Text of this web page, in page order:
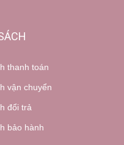
thanh toán
vận chuyển
đổi trả
bảo hành